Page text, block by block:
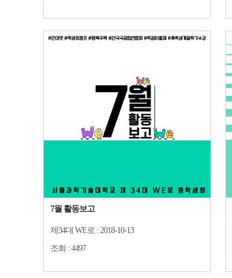
7월 활동보고
제34대 WE로 : 2018-10-13
조회 : 4497